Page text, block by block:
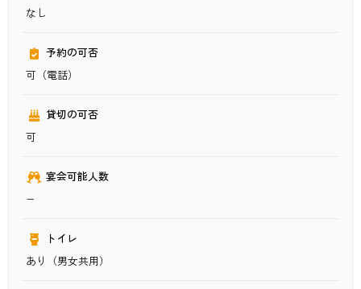
なし
予約の可否
可（電話）
貸切の可否
可
宴会可能人数
−
トイレ
あり（男女共用）